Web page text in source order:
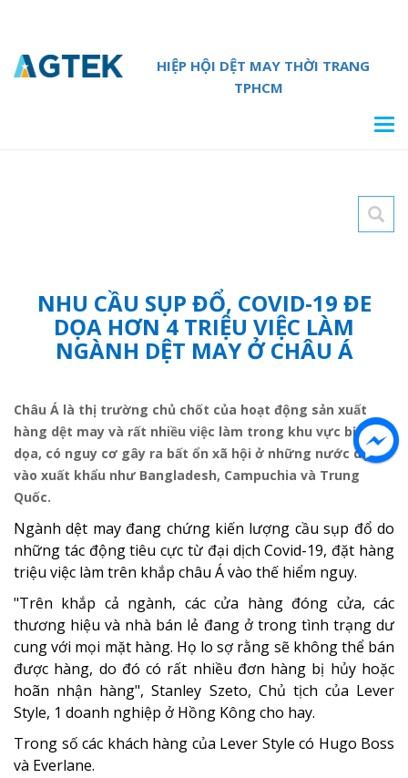
HIỆP HỘI DỆT MAY THỜI TRANG
TPHCM
NHU CẦU SỤP ĐỔ, COVID-19 ĐE
DỌA HƠN 4 TRIỆU VIỆC LÀM
NGÀNH DỆT MAY Ở CHÂU Á
Châu Á là thị trường chủ chốt của hoạt động sản xuất
hàng dệt may và rất nhiều việc làm trong khu vực bị đe
dọa, có nguy cơ gây ra bất ổn xã hội ở những nước dựa
vào xuất khẩu như Bangladesh, Campuchia và Trung
Quốc.
Ngành dệt may đang chứng kiến lượng cầu sụp đổ do
những tác động tiêu cực từ đại dịch Covid-19, đặt hàng
triệu việc làm trên khắp châu Á vào thế hiểm nguy.
"Trên khắp cả ngành, các cửa hàng đóng cửa, các
thương hiệu và nhà bán lẻ đang ở trong tình trạng dư
cung với mọi mặt hàng. Họ lo sợ rằng sẽ không thể bán
được hàng, do đó có rất nhiều đơn hàng bị hủy hoặc
hoãn nhận hàng", Stanley Szeto, Chủ tịch của Lever
Style, 1 doanh nghiệp ở Hồng Kông cho hay.
Trong số các khách hàng của Lever Style có Hugo Boss
và Everlane.